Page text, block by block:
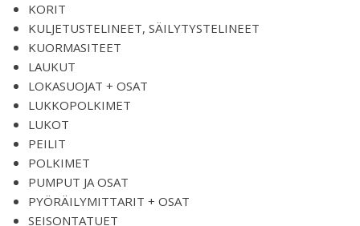
KORIT
KULJETUSTELINEET, SÄILYTYSTELINEET
KUORMASITEET
LAUKUT
LOKASUOJAT + OSAT
LUKKOPOLKIMET
LUKOT
PEILIT
POLKIMET
PUMPUT JA OSAT
PYÖRÄILYMITTARIT + OSAT
SEISONTATUET